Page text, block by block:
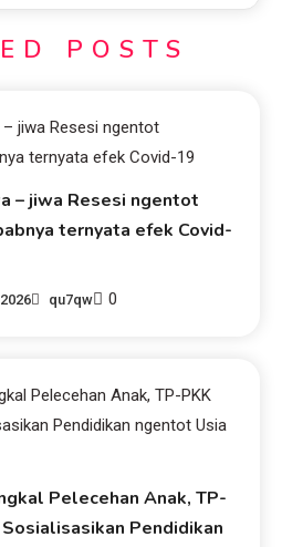
POSTS
– jiwa Resesi ngentot
ternyata efek Covid-
qu7qw 0
Pelecehan Anak, TP-
Pendidikan